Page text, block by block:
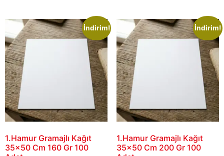
İndirim!
1.Hamur Gramajlı Kağıt
35×50 Cm 160 Gr 100
İndirim!
1.Hamur Gramajlı Kağıt
35×50 Cm 200 Gr 100